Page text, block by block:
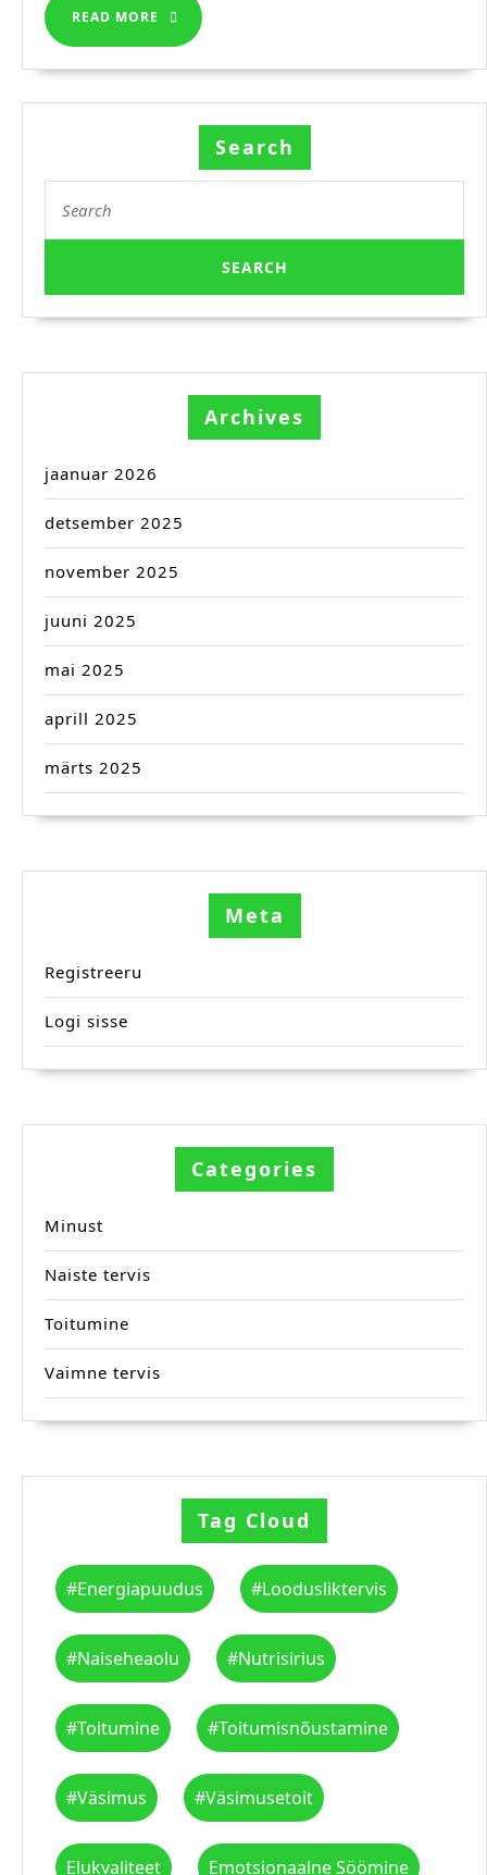
READ MORE
READ
MORE
Search
for:
Archives
jaanuar 2026
detsember 2025
november 2025
juuni 2025
mai 2025
aprill 2025
märts 2025
Meta
Registreeru
Logi sisse
Categories
Minust
Naiste tervis
Toitumine
Vaimne tervis
Tag Cloud
#energiapuudus #loodusliktervis
#naiseheaolu #nutrisirius
#toitumine #toitumisnõustamine
#väsimus #väsimusetoit
Elukvaliteet Emotsionaalne Söömine